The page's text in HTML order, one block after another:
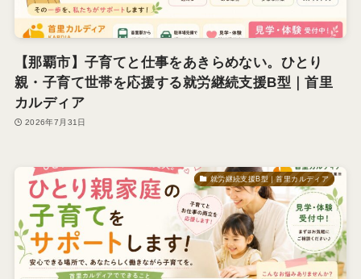
【那覇市】子育てと仕事をあきらめない。ひとり
親・子育て世帯を応援する就労継続支援B型｜首里
カルディア
2026年7月31日
就労継続支援B型｜首里カルディア